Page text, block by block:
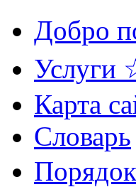
Добро
Услуги
Карта
Словарь